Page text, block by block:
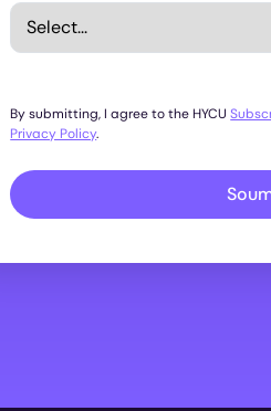
By submitting, I agree to the HYCU
Privacy Policy.